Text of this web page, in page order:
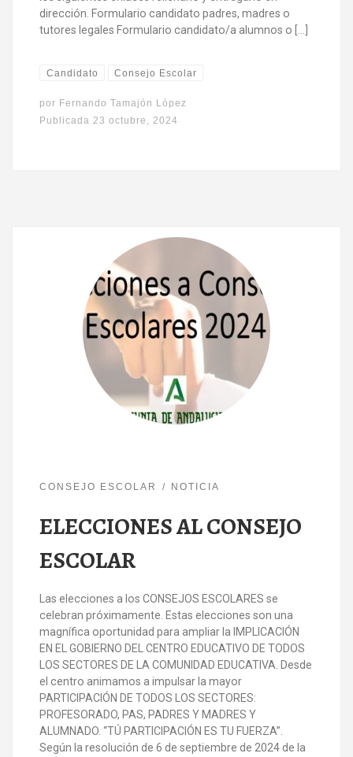
dirección. Formulario candidato padres, madres o
tutores legales Formulario candidato/a alumnos o […]
Candidato Consejo Escolar
por Fernando Tamajón López
Publicada 23 octubre, 2024
CONSEJO ESCOLAR NOTICIA
ELECCIONES AL CONSEJO
ESCOLAR
Las elecciones a los CONSEJOS ESCOLARES se
celebran próximamente. Estas elecciones son una
magnífica oportunidad para ampliar la IMPLICACIÓN
EN EL GOBIERNO DEL CENTRO EDUCATIVO DE TODOS
LOS SECTORES DE LA COMUNIDAD EDUCATIVA. Desde
el centro animamos a impulsar la mayor
PARTICIPACIÓN DE TODOS LOS SECTORES:
PROFESORADO, PAS, PADRES Y MADRES Y
ALUMNADO. “TÚ PARTICIPACIÓN ES TU FUERZA”.
Según la resolución de 6 de septiembre de 2024 de la